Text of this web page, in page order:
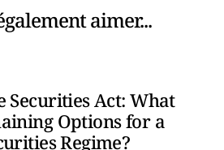
aimer...
Securities Act: What
Options for a
Regime?